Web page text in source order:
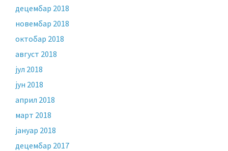
децембар 2018
новембар 2018
октобар 2018
август 2018
јул 2018
јун 2018
април 2018
март 2018
јануар 2018
децембар 2017